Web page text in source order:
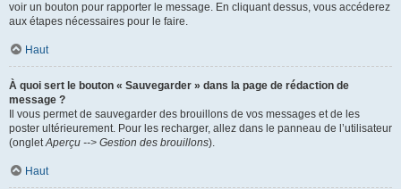
voir un bouton pour rapporter le message. En cliquant dessus, vous accéderez
aux étapes nécessaires pour le faire.
Haut
À quoi sert le bouton « Sauvegarder » dans la page de rédaction de
message ?
Il vous permet de sauvegarder des brouillons de vos messages et de les
poster ultérieurement. Pour les recharger, allez dans le panneau de l’utilisateur
(ongletAperçu --> Gestion des brouillons).
Haut